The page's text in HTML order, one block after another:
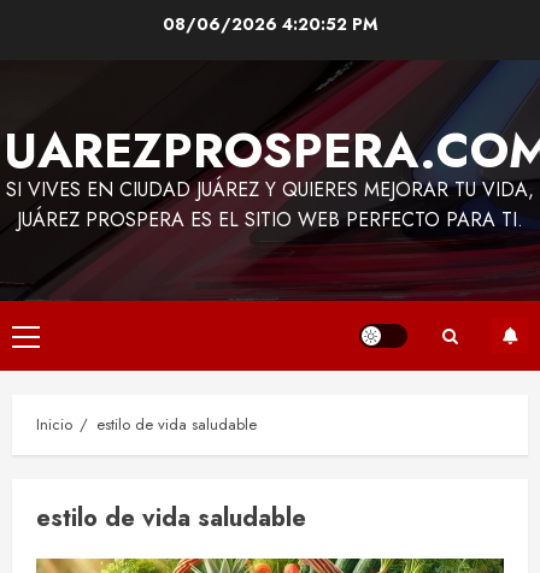
08/06/2026 4:20:52 PM
SI VIVES EN CIUDAD JUÁREZ Y QUIERES MEJORAR TU VIDA,
JUÁREZ PROSPERA ES EL SITIO WEB PERFECTO PARA TI.
Menú
principal
Inicio estilo de vida saludable
estilo de vida saludable